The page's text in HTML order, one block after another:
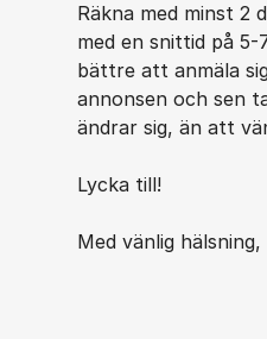
Räkna med minst 2
med en snittid på
bättre att anmäla
annonsen och sen
ändrar sig, än att
Lycka till!
Med vänlig hälsning,